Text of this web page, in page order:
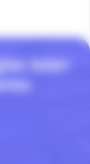
inter-